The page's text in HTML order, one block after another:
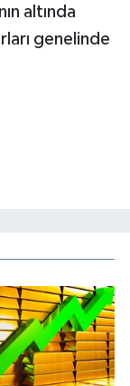
altında
genelinde